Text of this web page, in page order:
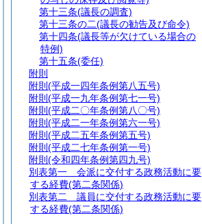
第十三条(議長の調査)
第十三条の二(議長の勧告及び命令)
第十四条(議長等が欠けている場合の
特例)
第十五条(委任)
附則
附則 (平成一四年条例第八五号)
附則 (平成一九年条例第七一号)
附則 (平成二〇年条例第八〇号)
附則 (平成二一年条例第六一号)
附則 (平成二五年条例第五号)
附則 (平成二七年条例第一号)
附則 (令和四年条例第四九号)
別表第一 会派に交付する政務活動に要
する経費(第二条関係)
別表第二
議員に交付する政務活動に要
する経費(第二条関係)